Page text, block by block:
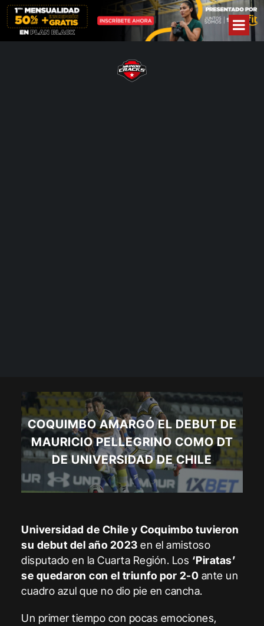
COQUIMBO AMARGÓ EL DEBUT DE
MAURICIO PELLEGRINO COMO DT
DE UNIVERSIDAD DE CHILE
Universidad de Chile y Coquimbo tuvieron
su debut del año 2023 en el amistoso
disputado en la Cuarta Región. Los ‘Piratas’
se quedaron con el triunfo por 2-0 ante un
cuadro azul que no dio pie en cancha.
Un primer tiempo con pocas emociones,